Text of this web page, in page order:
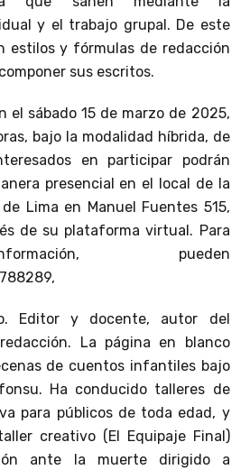
y el trabajo grupal. De este
estilos y fórmulas de redacción
sus escritos.
el sábado 15 de marzo de 2025,
bajo la modalidad híbrida, de
en participar podrán
presencial en el local de la
Lima en Manuel Fuentes 515,
de su plataforma virtual. Para
pueden
Editor y docente, autor del
La página en blanco
de cuentos infantiles bajo
Ha conducido talleres de
para públicos de toda edad, y
creativo (El Equipaje Final)
ante la muerte dirigido a